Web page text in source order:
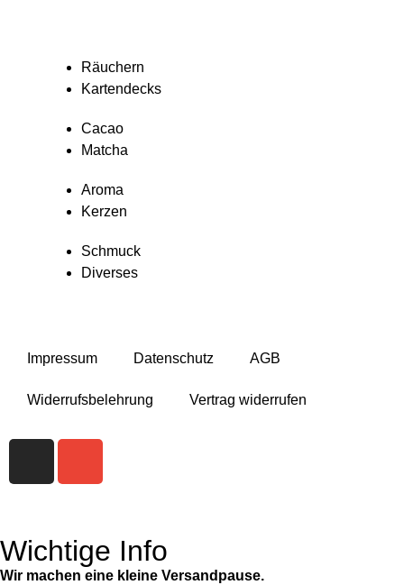
Räuchern
Kartendecks
Cacao
Matcha
Aroma
Kerzen
Schmuck
Diverses
Impressum Datenschutz AGB
Widerrufsbelehrung Vertrag widerrufen
Wichtige Info
Wir machen eine kleine Versandpause.